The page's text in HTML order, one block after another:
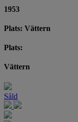
1953
Plats: Vättern
Plats:
Vättern
Såld